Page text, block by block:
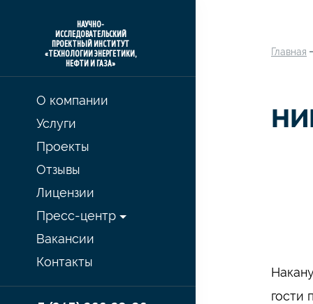
НАУЧНО-
ИССЛЕДОВАТЕЛЬСКИЙ
ПРОЕКТНЫЙ ИНСТИТУТ
«ТЕХНОЛОГИИ ЭНЕРГЕТИКИ,
НЕФТИ И ГАЗА»
О компании
Услуги
Проекты
Отзывы
Лицензии
Пресс-центр
Вакансии
Контакты
Главная
гости